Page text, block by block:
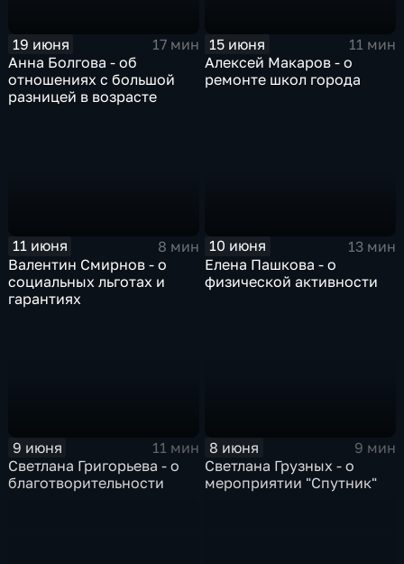
19 июня
17 мин
Анна Болгова - об
отношениях с большой
разницей в возрасте
15 июня
11 мин
Алексей Макаров - о
ремонте школ города
11 июня
8 мин
Валентин Смирнов - о
социальных льготах и
гарантиях
10 июня
13 мин
Елена Пашкова - о
физической активности
9 июня
11 мин
Светлана Григорьева - о
благотворительности
8 июня
9 мин
Светлана Грузных - о
мероприятии "Спутник"